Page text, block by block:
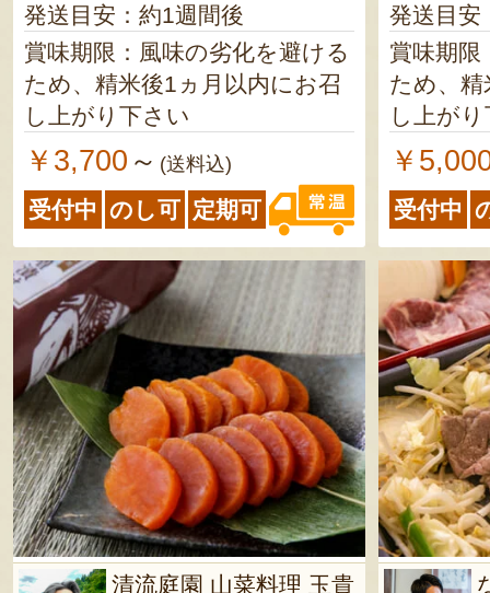
発送目安：約1週間後
賞味期限：風味の劣化を避ける
ため、精米後1ヵ月以内にお召
し上がり下さい
￥3,700 ～ (送料込)
受付中 のし可 定期可
発送目安
賞味期限
ため、
し上が
￥
受付中
清流庭園 山菜料理 玉貴